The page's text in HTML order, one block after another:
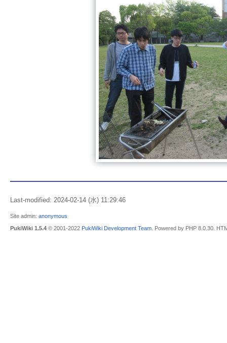
Last-modified: 2024-02-14 (水) 11:29:46
Site admin: anonymous
PukiWiki 1.5.4 © 2001-2022 PukiWiki Development Team . Powered by PHP 8.0.30.